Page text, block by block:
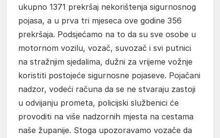
ukupno 1371 prekršaj nekorištenja sigurnosnog
pojasa, a u prva tri mjeseca ove godine 356
prekršaja. Podsjećamo na to da su sve osobe u
motornom vozilu, vozač, suvozač i svi putnici
na stražnjim sjedalima, dužni za vrijeme vožnje
koristiti postojeće sigurnosne pojaseve. Pojačani
nadzor, vodeći računa da se ne stvaraju zastoji
u odvijanju prometa, policijski službenici će
provoditi na više nadzornih mjesta na cestama
naše županije. Stoga upozoravamo vozače da